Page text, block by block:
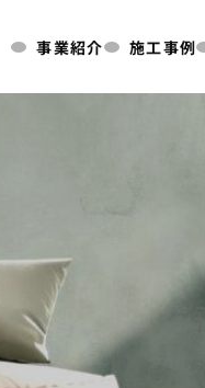
事業紹介 施工事例